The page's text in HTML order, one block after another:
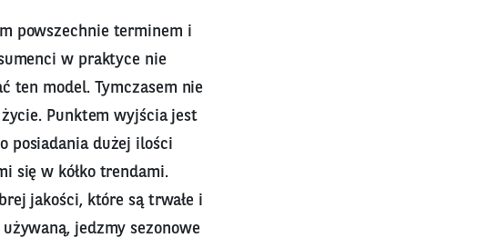
powszechnie terminem i
w praktyce nie
ten model. Tymczasem nie
Punktem wyjścia jest
posiadania dużej ilości
się w kółko trendami.
jakości, które są trwałe i
jedzmy sezonowe